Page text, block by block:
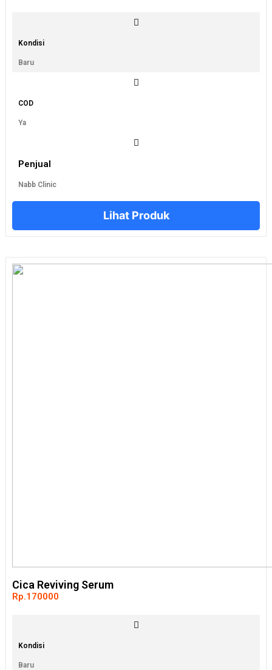
Kondisi
Baru
COD
Ya
Penjual
Nabb Clinic
Lihat Produk
Cica Reviving Serum
Rp.170000
Kondisi
Baru